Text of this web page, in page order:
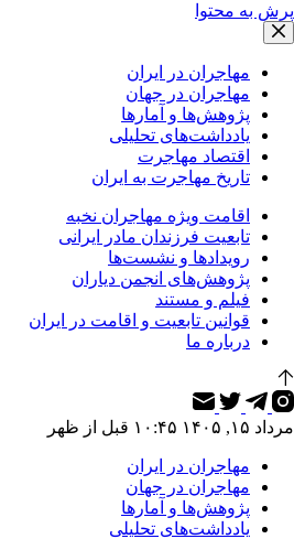
پرش به محتوا
مهاجران در ایران
مهاجران در جهان
پژوهش‌ها و آمارها
یادداشت‌های تحلیلی
اقتصاد مهاجرت
تاریخ مهاجرت به ایران
اقامت ویژه مهاجران نخبه
تابعیت فرزندان مادر ایرانی
رویدادها و نشست‌ها
پژوهش‌های انجمن دیاران
فیلم و مستند
قوانین تابعیت و اقامت در ایران
درباره ما
مرداد ۱۵, ۱۴۰۵ ۱۰:۴۵ قبل از ظهر
مهاجران در ایران
مهاجران در جهان
پژوهش‌ها و آمارها
یادداشت‌های تحلیلی